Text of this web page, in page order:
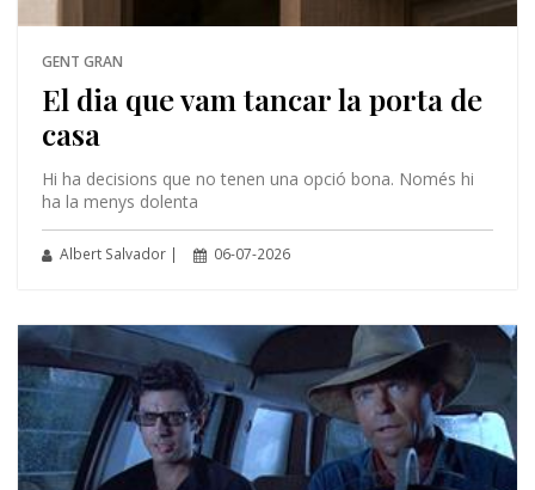
GENT GRAN
El dia que vam tancar la porta de
casa
Hi ha decisions que no tenen una opció bona. Només hi
ha la menys dolenta
Albert Salvador | 06-07-2026